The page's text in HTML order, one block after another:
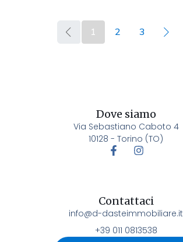
1 2 3
Dove siamo
Via Sebastiano Caboto 4
10128 - Torino (TO)
Contattaci
info@d-dasteimmobiliare.it
+39 011 0813538